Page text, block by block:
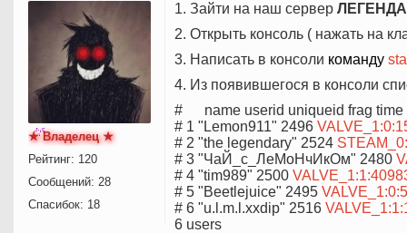
★ Владелец ★
Рейтинг: 120
Сообщений: 28
Спасибок: 18
1. Зайти на наш сервер
2. Открыть консоль ( нажать на
3. Написать в консоли команду
4. Из появившегося в консоли
# name userid uniqueid frag time
# 1 "Lemon911" 2496
# 2 "the legendary" 2524
# 3 "ЧаЙ_с_ЛеМоНчИкОм" 2480
# 4 "tim989" 2500
# 5 "Beetlejuice" 2495
# 6 "u.l.m.l.xxdip" 2516
6 users